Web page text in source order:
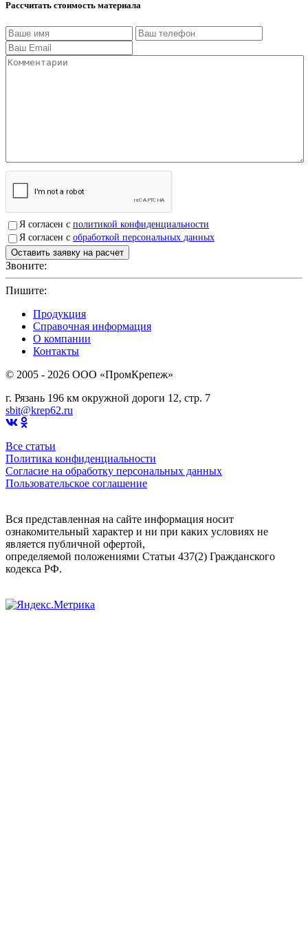
Рассчитать стоимость материала
Я согласен с политикой конфиденциальности
Я согласен с обработкой персональных данных
Звоните:
Пишите:
Продукция
Справочная информация
О компании
Контакты
© 2005 - 2026 OOO «ПромКрепеж»
г. Рязань 196 км окружной дороги 12, стр. 7
sbit@krep62.ru
Все статьи
Политика конфиденциальности
Согласие на обработку персональных данных
Пользовательское соглашение
Вся представленная на сайте информация носит
ознакомительный характер и ни при каких условиях не
является публичной офертой,
определяемой положениями Статьи 437(2) Гражданского
кодекса РФ.